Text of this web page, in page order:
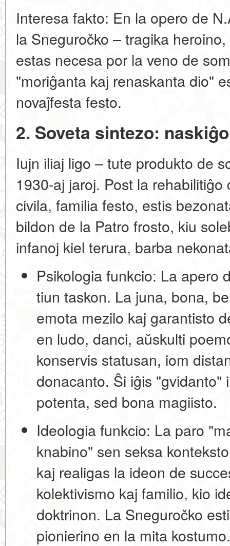
Interesa fakto: En la opero de
la Sneguročko – tragika
estas necesa por la veno de
"moriĝanta kaj renaskanta dio"
novaĵfesta festo.
2. Soveta sintezo:
Iujn iliaj ligo – tute produkto de
1930-aj jaroj. Post la
civila, familia festo, estis
bildon de la Patro frosto, kiu
infanoj kiel terura, barba
Psikologia funkcio: La apero
tiun taskon. La juna, bona,
emota mezilo kaj garantisto
en ludo, danci, aŭskulti
konservis statusan, iom
donacanto. Ŝi iĝis
potenta, sed bona magiisto.
Ideologia funkcio: La paro
knabino" sen seksa
kaj realigas la ideon de
kolektivismo kaj familio, kio
doktrinon. La Sneguročko
pionierino en la mita kostumo.